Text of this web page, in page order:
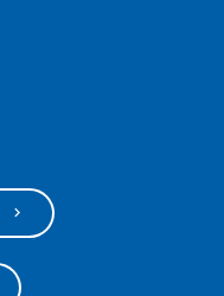
keyboard_arrow_right